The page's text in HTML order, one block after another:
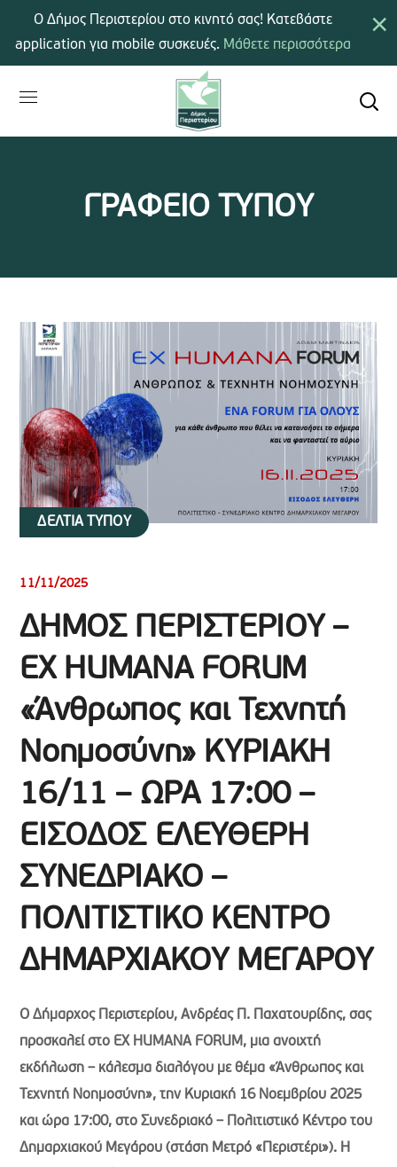
ΓΡΑΦΕΙΟ ΤΥΠΟΥ
ΔΕΛΤΙΑ ΤΥΠΟΥ
11/11/2025
ΔΗΜΟΣ ΠΕΡΙΣΤΕΡΙΟΥ –
EX HUMANA FORUM
«Άνθρωπος και Τεχνητή
Νοημοσύνη» ΚΥΡΙΑΚΗ
16/11 – ΩΡΑ 17:00 –
ΕΙΣΟΔΟΣ ΕΛΕΥΘΕΡΗ
ΣΥΝΕΔΡΙΑΚΟ –
ΠΟΛΙΤΙΣΤΙΚΟ ΚΕΝΤΡΟ
ΔΗΜΑΡΧΙΑΚΟΥ ΜΕΓΑΡΟΥ
Ο Δήμαρχος Περιστερίου, Ανδρέας Π. Παχατουρίδης, σας
προσκαλεί στο EX HUMANA FORUM, μια ανοιχτή
εκδήλωση – κάλεσμα διαλόγου με θέμα «Άνθρωπος και
Τεχνητή Νοημοσύνη», την Κυριακή 16 Νοεμβρίου 2025
και ώρα 17:00, στο Συνεδριακό – Πολιτιστικό Κέντρο του
Δημαρχιακού Μεγάρου (στάση Μετρό «Περιστέρι»). Η
×
Ο Δήμος Περιστερίου στο κινητό σας! Κατεβάστε
application για mobile συσκευές. Μάθετε περισσότερα